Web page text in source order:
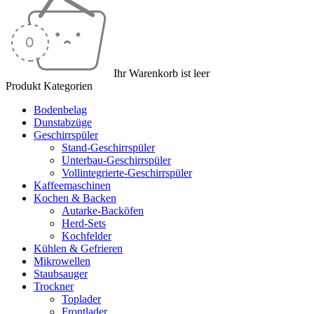
Ihr Warenkorb ist leer
Produkt Kategorien
Bodenbelag
Dunstabzüge
Geschirrspüler
Stand-Geschirrspüler
Unterbau-Geschirrspüler
Vollintegrierte-Geschirrspüler
Kaffeemaschinen
Kochen & Backen
Autarke-Backöfen
Herd-Sets
Kochfelder
Kühlen & Gefrieren
Mikrowellen
Staubsauger
Trockner
Toplader
Frontlader